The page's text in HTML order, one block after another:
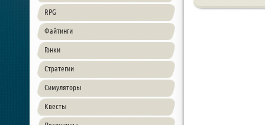
RPG
Файтинги
Гонки
Стратегии
Симуляторы
Квесты